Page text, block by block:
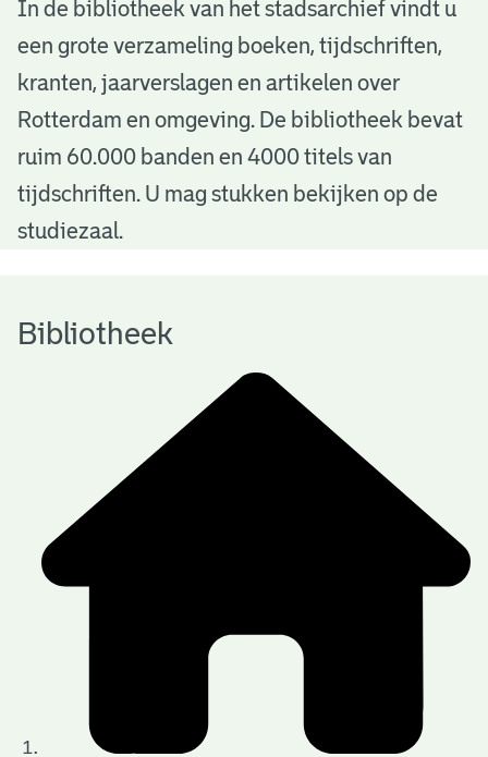
B
b
o
h
In de bibliotheek van het stadsarchief vindt u
een grote verzameling boeken, tijdschriften,
kranten, jaarverslagen en artikelen over
Rotterdam en omgeving. De bibliotheek bevat
ruim 60.000 banden en 4000 titels van
tijdschriften. U mag stukken bekijken op de
studiezaal.
Bibliotheek